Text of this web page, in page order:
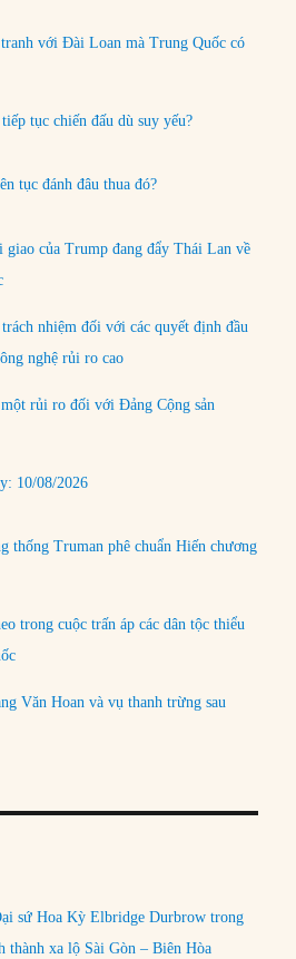
với Đài Loan mà Trung Quốc có
tục chiến đấu dù suy yếu?
tục đánh đâu thua đó?
giao của Trump đang đẩy Thái Lan về
nhiệm đối với các quyết định đầu
nghệ rủi ro cao
rủi ro đối với Đảng Cộng sản
10/08/2026
thống Truman phê chuẩn Hiến chương
trong cuộc trấn áp các dân tộc thiểu
Văn Hoan và vụ thanh trừng sau
sứ Hoa Kỳ Elbridge Durbrow trong
thành xa lộ Sài Gòn – Biên Hòa